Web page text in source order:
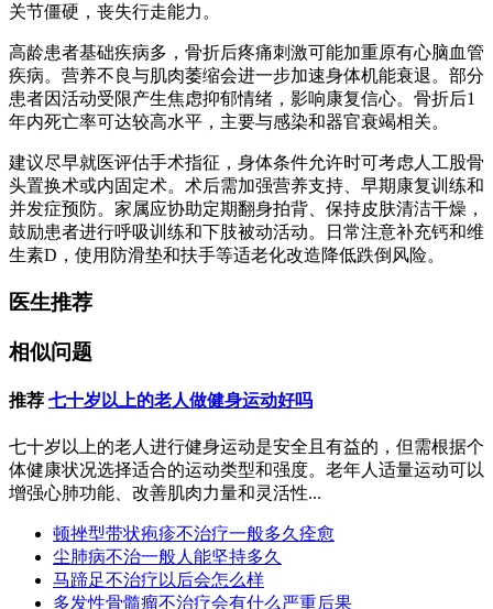
关节僵硬，丧失行走能力。
高龄患者基础疾病多，骨折后疼痛刺激可能加重原有心脑血管
疾病。营养不良与肌肉萎缩会进一步加速身体机能衰退。部分
患者因活动受限产生焦虑抑郁情绪，影响康复信心。骨折后1
年内死亡率可达较高水平，主要与感染和器官衰竭相关。
建议尽早就医评估手术指征，身体条件允许时可考虑人工股骨
头置换术或内固定术。术后需加强营养支持、早期康复训练和
并发症预防。家属应协助定期翻身拍背、保持皮肤清洁干燥，
鼓励患者进行呼吸训练和下肢被动活动。日常注意补充钙和维
生素D，使用防滑垫和扶手等适老化改造降低跌倒风险。
医生推荐
相似问题
推荐 七十岁以上的老人做健身运动好吗
七十岁以上的老人进行健身运动是安全且有益的，但需根据个
体健康状况选择适合的运动类型和强度。老年人适量运动可以
增强心肺功能、改善肌肉力量和灵活性...
顿挫型带状疱疹不治疗一般多久痊愈
尘肺病不治一般人能坚持多久
马蹄足不治疗以后会怎么样
多发性骨髓瘤不治疗会有什么严重后果